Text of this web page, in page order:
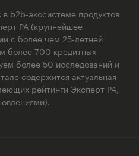
b2b-экосистеме продуктов
РА (крупнейшее
с более чем 25-летней
более 700 кредитных
более 50 исследований и
содержится актуальная
рейтинги Эксперт РА,